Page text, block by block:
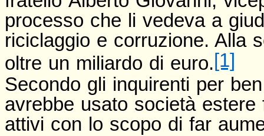
processo che li vedeva a
riciclaggio e corruzione. Alla
oltre un miliardo di euro.[1]
Secondo gli inquirenti per
avrebbe usato società estere
attivi con lo scopo di far